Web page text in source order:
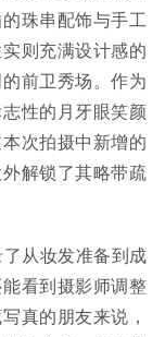
珠串配饰与手工
则充满设计感的
前卫秀场。作为
性的月牙眼笑颜
次拍摄中新增的
解锁了其略带疏
从妆发准备到成
看到摄影师调整
真的朋友来说，